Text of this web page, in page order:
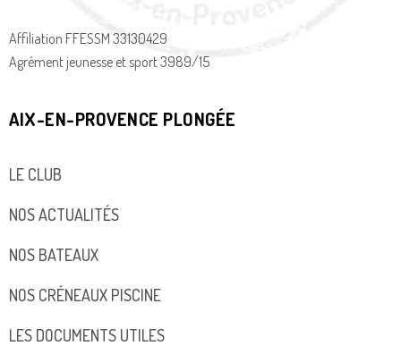
Affiliation FFESSM 33130429
Agrément jeunesse et sport 3989/15
AIX-EN-PROVENCE PLONGÉE
LE CLUB
NOS ACTUALITÉS
NOS BATEAUX
NOS CRÉNEAUX PISCINE
LES DOCUMENTS UTILES